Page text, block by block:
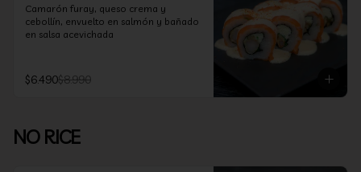
Camarón furay, queso crema y
cebollín, envuelto en salmón y bañado
en salsa acevichada
$6.490$8.990
NO RICE